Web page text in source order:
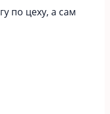
по цеху, а сам